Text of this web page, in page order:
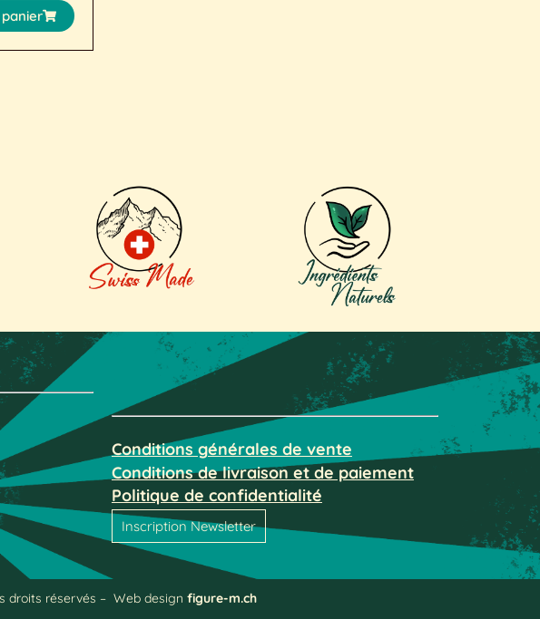
Conditions générales de vente
Conditions de livraison et de paiement
Politique de confidentialité
Inscription Newsletter
droits réservés – Web design figure-m.ch